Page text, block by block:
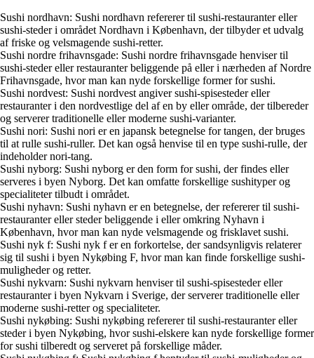
Sushi nordhavn: Sushi nordhavn refererer til sushi-restauranter eller
sushi-steder i området Nordhavn i København, der tilbyder et udvalg
af friske og velsmagende sushi-retter.
Sushi nordre frihavnsgade: Sushi nordre frihavnsgade henviser til
sushi-steder eller restauranter beliggende på eller i nærheden af Nordre
Frihavnsgade, hvor man kan nyde forskellige former for sushi.
Sushi nordvest: Sushi nordvest angiver sushi-spisesteder eller
restauranter i den nordvestlige del af en by eller område, der tilbereder
og serverer traditionelle eller moderne sushi-varianter.
Sushi nori: Sushi nori er en japansk betegnelse for tangen, der bruges
til at rulle sushi-ruller. Det kan også henvise til en type sushi-rulle, der
indeholder nori-tang.
Sushi nyborg: Sushi nyborg er den form for sushi, der findes eller
serveres i byen Nyborg. Det kan omfatte forskellige sushityper og
specialiteter tilbudt i området.
Sushi nyhavn: Sushi nyhavn er en betegnelse, der refererer til sushi-
restauranter eller steder beliggende i eller omkring Nyhavn i
København, hvor man kan nyde velsmagende og frisklavet sushi.
Sushi nyk f: Sushi nyk f er en forkortelse, der sandsynligvis relaterer
sig til sushi i byen Nykøbing F, hvor man kan finde forskellige sushi-
muligheder og retter.
Sushi nykvarn: Sushi nykvarn henviser til sushi-spisesteder eller
restauranter i byen Nykvarn i Sverige, der serverer traditionelle eller
moderne sushi-retter og specialiteter.
Sushi nykøbing: Sushi nykøbing refererer til sushi-restauranter eller
steder i byen Nykøbing, hvor sushi-elskere kan nyde forskellige former
for sushi tilberedt og serveret på forskellige måder.